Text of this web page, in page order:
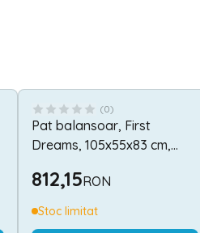
(0)
Pat balansoar, First
Dreams, 105x55x83 cm,
Blue
812,15RON
Stoc limitat